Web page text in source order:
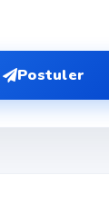
Postuler